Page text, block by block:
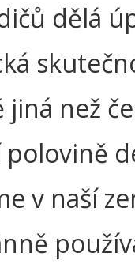
dělá
než
v naší